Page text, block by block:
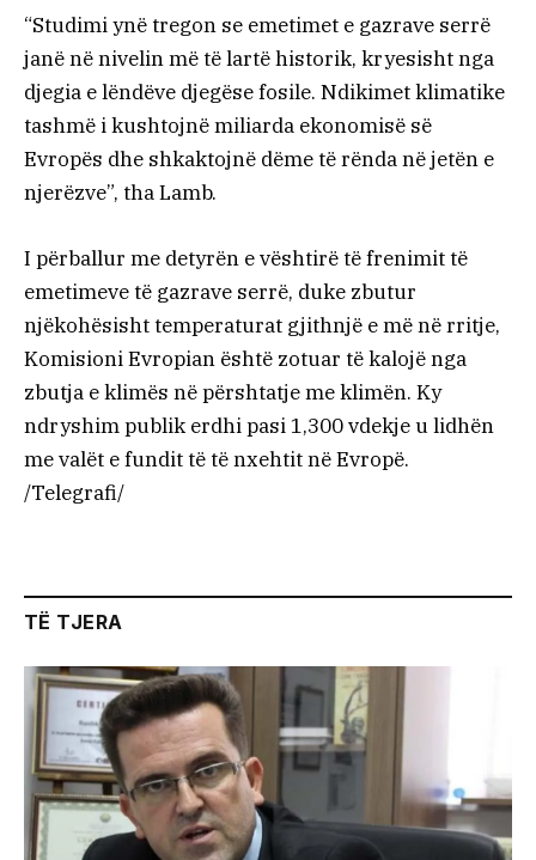
“Studimi ynë tregon se emetimet e gazrave serrë
janë në nivelin më të lartë historik, kryesisht nga
djegia e lëndëve djegëse fosile. Ndikimet klimatike
tashmë i kushtojnë miliarda ekonomisë së
Evropës dhe shkaktojnë dëme të rënda në jetën e
njerëzve”, tha Lamb.
I përballur me detyrën e vështirë të frenimit të
emetimeve të gazrave serrë, duke zbutur
njëkohësisht temperaturat gjithnjë e më në rritje,
Komisioni Evropian është zotuar të kalojë nga
zbutja e klimës në përshtatje me klimën. Ky
ndryshim publik erdhi pasi 1,300 vdekje u lidhën
me valët e fundit të të nxehtit në Evropë.
/Telegrafi/
TË TJERA